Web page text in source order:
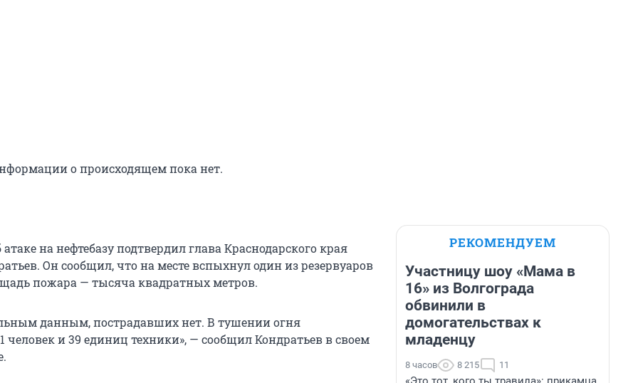
о происходящем пока нет.
на нефтебазу подтвердил глава Краснодарского края
Он сообщил, что на месте вспыхнул один из резервуаров
пожара — тысяча квадратных метров.
данным, пострадавших нет. В тушении огня
человек и 39 единиц техники», — сообщил Кондратьев в своем
РЕКОМЕНДУЕМ
Участницу шоу «Мама в
16» из Волгограда
обвинили в
домогательствах к
младенцу
8 часов 8 215 11